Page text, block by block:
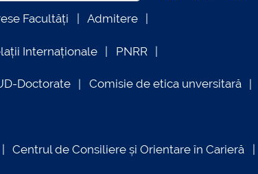
Facultăți Admitere
Internaționale PNRR
Doctorate Comisie de etica unversitară
Centrul de Consiliere și Orientare în Carieră